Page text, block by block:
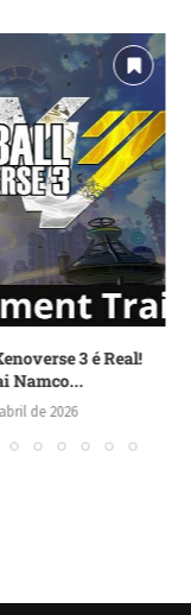
traz demos de
Monster Hunter...
fevereiro de 2026